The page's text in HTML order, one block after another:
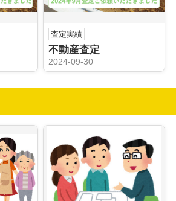
査定実績
不動産査定
2024-09-30